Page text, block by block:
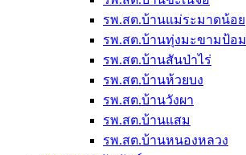
รพ.สต.บ้านแม่ระมาดน้อย
รพ.สต.บ้านทุ่งมะขามป้อม
รพ.สต.บ้านสันป่าไร่
รพ.สต.บ้านห้วยบง
รพ.สต.บ้านวังผา
รพ.สต.บ้านแสม
รพ.สต.บ้านหนองหลวง